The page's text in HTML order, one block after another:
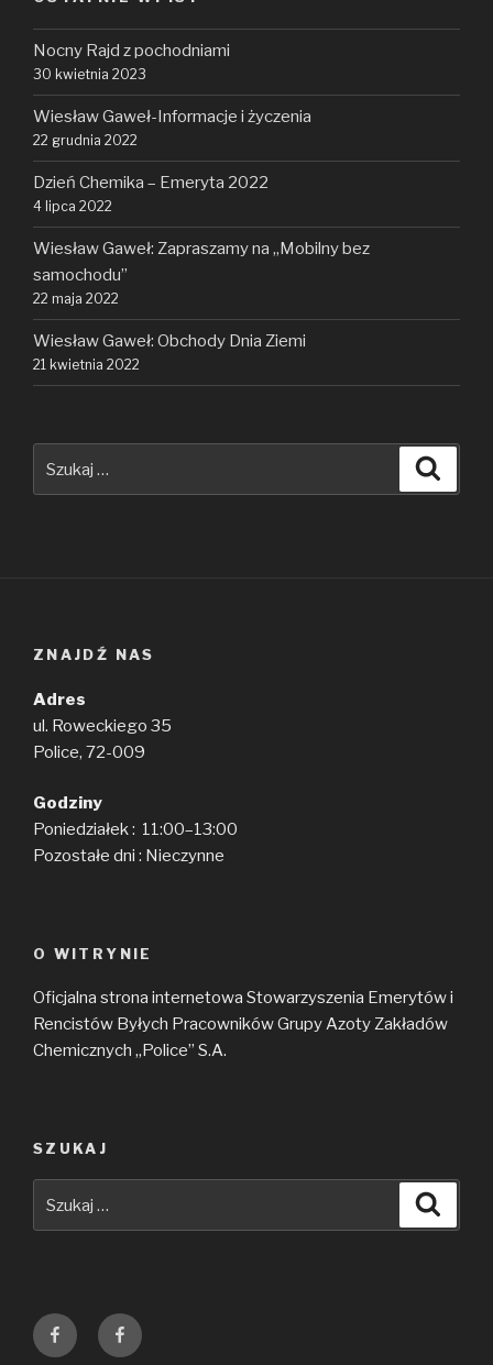
Nocny Rajd z pochodniami
30 kwietnia 2023
Wiesław Gaweł-Informacje i życzenia
22 grudnia 2022
Dzień Chemika – Emeryta 2022
4 lipca 2022
Wiesław Gaweł: Zapraszamy na „Mobilny bez
samochodu”
22 maja 2022
Wiesław Gaweł: Obchody Dnia Ziemi
21 kwietnia 2022
ZNAJDŹ NAS
Adres
ul. Roweckiego 35
Police, 72-009
Godziny
Poniedziałek : 11:00–13:00
Pozostałe dni : Nieczynne
O WITRYNIE
Oficjalna strona internetowa Stowarzyszenia Emerytów i
Rencistów Byłych Pracowników Grupy Azoty Zakładów
Chemicznych „Police” S.A.
SZUKAJ
Grupa
Emerytów
Grupa
Azoty